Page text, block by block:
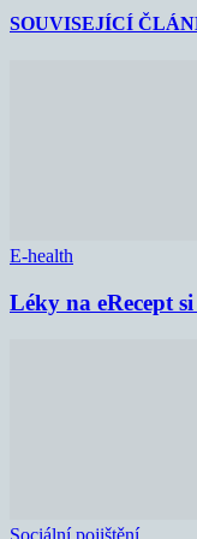
SOUVISEJÍCÍ
E-health
Léky na eRecept
Sociální pojištění